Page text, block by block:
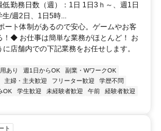
勤務日数（週）：1日 1日3ｈ～、週1日
生/週2日、1日5時...
ト体制があるので安心。ゲームやお客
！◆ お仕事は簡単な業務がほとんど！ お
店舗内での下記業務をお任せします。
あり 週1日からOK
副業・WワークOK
主婦・主夫歓迎 フリーター歓迎
学歴不問
OK 学生歓迎 未経験者歓迎 午前
経験者歓迎
ト